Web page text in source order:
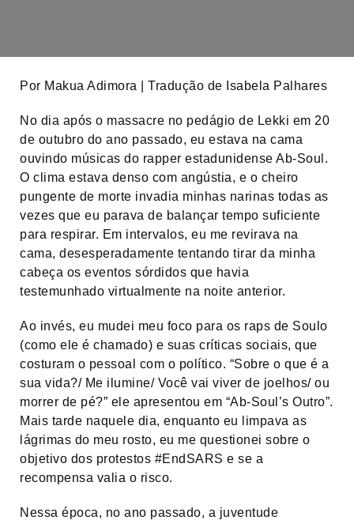
Por Makua Adimora | Tradução de Isabela Palhares
No dia após o massacre no pedágio de Lekki em 20
de outubro do ano passado, eu estava na cama
ouvindo músicas do rapper estadunidense Ab-Soul.
O clima estava denso com angústia, e o cheiro
pungente de morte invadia minhas narinas todas as
vezes que eu parava de balançar tempo suficiente
para respirar. Em intervalos, eu me revirava na
cama, desesperadamente tentando tirar da minha
cabeça os eventos sórdidos que havia
testemunhado virtualmente na noite anterior.
Ao invés, eu mudei meu foco para os raps de Soulo
(como ele é chamado) e suas críticas sociais, que
costuram o pessoal com o político. “Sobre o que é a
sua vida?/ Me ilumine/ Você vai viver de joelhos/ ou
morrer de pé?” ele apresentou em “Ab-Soul’s Outro”.
Mais tarde naquele dia, enquanto eu limpava as
lágrimas do meu rosto, eu me questionei sobre o
objetivo dos protestos #EndSARS e se a
recompensa valia o risco.
Nessa época, no ano passado, a juventude